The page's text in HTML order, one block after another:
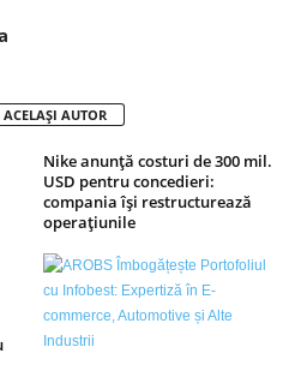
ACELAȘI AUTOR
Nike anunță costuri de 300 mil.
USD pentru concedieri:
compania își restructurează
operațiunile